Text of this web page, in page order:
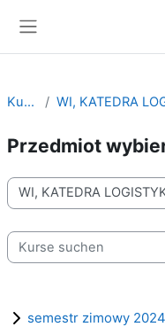
Kurse
Przedmiot
Kursbereiche
Kurse suchen
semestr zimowy